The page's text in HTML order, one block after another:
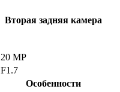
Вторая задняя камера
20 MP
F1.7
Особенности